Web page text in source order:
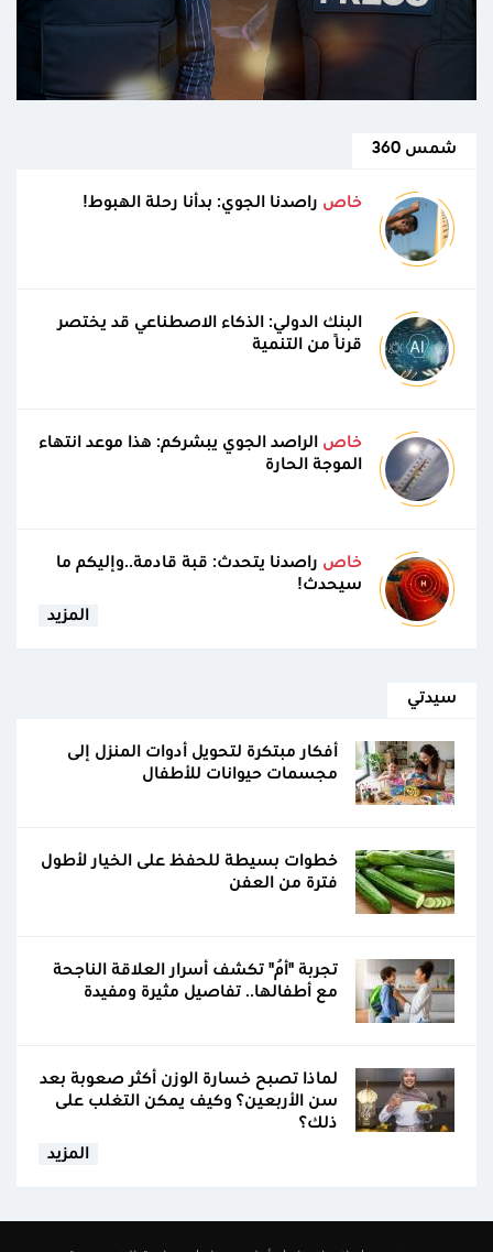
شمس 360
خاص راصدنا الجوي: بدأنا رحلة الهبوط!
البنك الدولي: الذكاء الاصطناعي قد يختصر
قرنًا من التنمية
خاص الراصد الجوي يبشركم: هذا موعد انتهاء
الموجة الحارة
خاص راصدنا يتحدث: قبة قادمة..وإليكم ما
سيحدث!
المزيد
سيدتي
أفكار مبتكرة لتحويل أدوات المنزل إلى
مجسمات حيوانات للأطفال
خطوات بسيطة للحفظ على الخيار لأطول
فترة من العفن
تجربة "أُم" تكشف أسرار العلاقة الناجحة
مع أطفالها.. تفاصيل مثيرة ومفيدة
لماذا تصبح خسارة الوزن أكثر صعوبة بعد
سن الأربعين؟ وكيف يمكن التغلب على
ذلك؟
المزيد